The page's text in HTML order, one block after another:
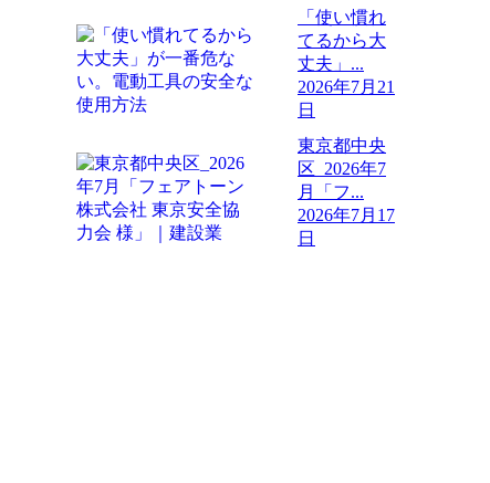
「使い慣れ
てるから大
丈夫」...
2026年7月21
日
東京都中央
区_2026年7
月「フ...
2026年7月17
日